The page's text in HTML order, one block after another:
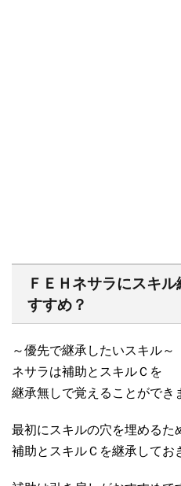
ＦＥＨネサラにスキ
すすめ？
～優先で継承したいスキル～
ネサラは補助とスキルＣを
継承無しで覚えることができ
最初にスキルの穴を埋めるた
補助とスキルＣを継承してお